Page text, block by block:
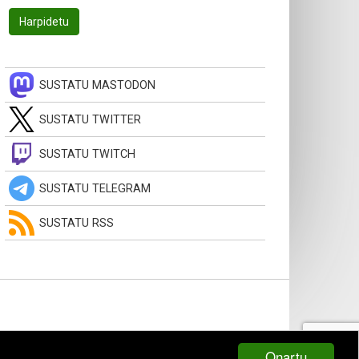
SUSTATU MASTODON
SUSTATU TWITTER
SUSTATU TWITCH
SUSTATU TELEGRAM
SUSTATU RSS